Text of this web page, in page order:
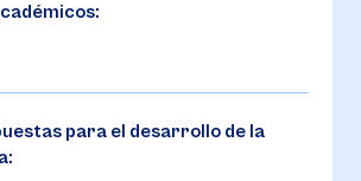
para el desarrollo de la